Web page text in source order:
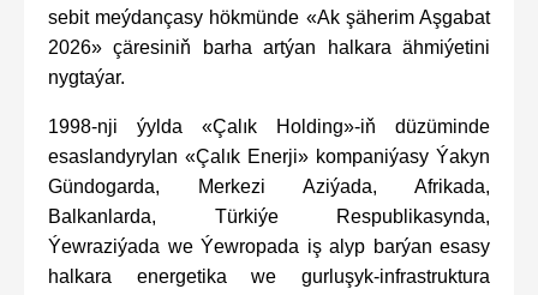
sebit meýdançasy hökmünde «Ak şäherim Aşgabat
2026» çäresiniň barha artýan halkara ähmiýetini
nygtaýar.
1998-nji ýylda «Çalık Holding»-iň düzüminde
esaslandyrylan «Çalık Enerji» kompaniýasy Ýakyn
Gündogarda, Merkezi Aziýada, Afrikada,
Balkanlarda, Türkiýe Respublikasynda,
Ýewraziýada we Ýewropada iş alyp barýan esasy
halkara energetika we gurluşyk-infrastruktura